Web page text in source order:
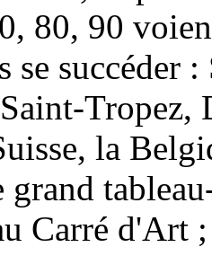
80, 90
se succéder
Tropez,
la
grand
Carré d'Art